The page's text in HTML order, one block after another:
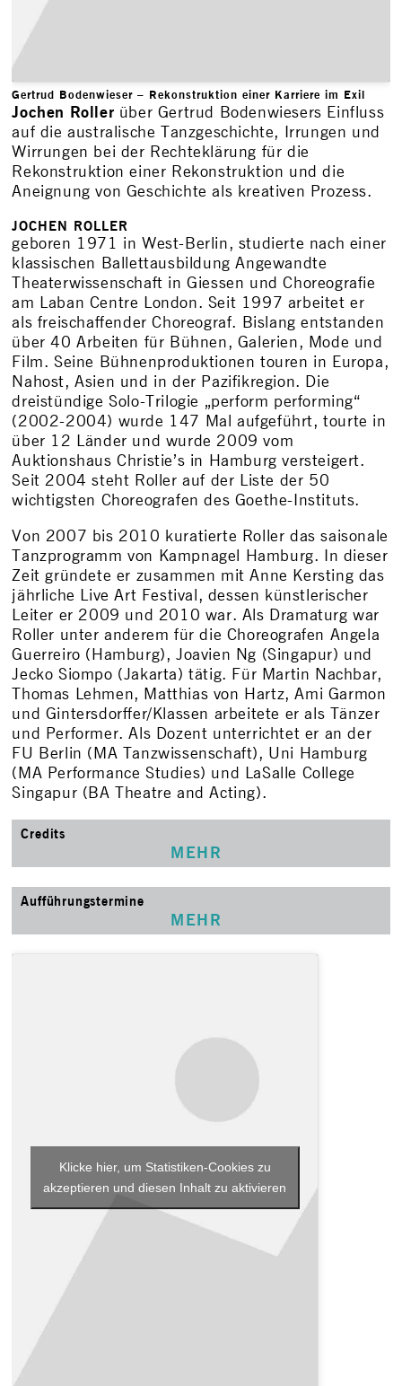
Gertrud Bodenwieser – Rekonstruktion einer Karriere im Exil
Jochen Roller über Gertrud Bodenwiesers Einfluss
auf die australische Tanzgeschichte, Irrungen und
Wirrungen bei der Rechteklärung für die
Rekonstruktion einer Rekonstruktion und die
Aneignung von Geschichte als kreativen Prozess.
JOCHEN ROLLER
geboren 1971 in West-Berlin, studierte nach einer
klassischen Ballettausbildung Angewandte
Theaterwissenschaft in Giessen und Choreografie
am Laban Centre London. Seit 1997 arbeitet er
als freischaffender Choreograf. Bislang entstanden
über 40 Arbeiten für Bühnen, Galerien, Mode und
Film. Seine Bühnenproduktionen touren in Europa,
Nahost, Asien und in der Pazifikregion. Die
dreistündige Solo-Trilogie „perform performing“
(2002-2004) wurde 147 Mal aufgeführt, tourte in
über 12 Länder und wurde 2009 vom
Auktionshaus Christie’s in Hamburg versteigert.
Seit 2004 steht Roller auf der Liste der 50
wichtigsten Choreografen des Goethe-Instituts.
Von 2007 bis 2010 kuratierte Roller das saisonale
Tanzprogramm von Kampnagel Hamburg. In dieser
Zeit gründete er zusammen mit Anne Kersting das
jährliche Live Art Festival, dessen künstlerischer
Leiter er 2009 und 2010 war. Als Dramaturg war
Roller unter anderem für die Choreografen Angela
Guerreiro (Hamburg), Joavien Ng (Singapur) und
Jecko Siompo (Jakarta) tätig. Für Martin Nachbar,
Thomas Lehmen, Matthias von Hartz, Ami Garmon
und Gintersdorffer/Klassen arbeitete er als Tänzer
und Performer. Als Dozent unterrichtet er an der
FU Berlin (MA Tanzwissenschaft), Uni Hamburg
(MA Performance Studies) und LaSalle College
Singapur (BA Theatre and Acting).
Credits
MEHR
Aufführungstermine
MEHR
Klicke hier, um Statistiken-Cookies zu
akzeptieren und diesen Inhalt zu aktivieren